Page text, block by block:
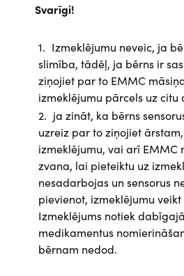
Svarīgi!
Izmeklējumu neveic, ja
slimība, tādēļ, ja bērns ir
ziņojiet par to EMMC
izmeklējumu pārcels uz citu
ja zināt, ka bērns
uzreiz par to ziņojiet
izmeklējumu, vai arī EMMC
zvana, lai pieteiktu uz
nesadarbojas un sensorus
pievienot, izmeklējumu veikt
Izmeklējums notiek
medikamentus
bērnam nedod.